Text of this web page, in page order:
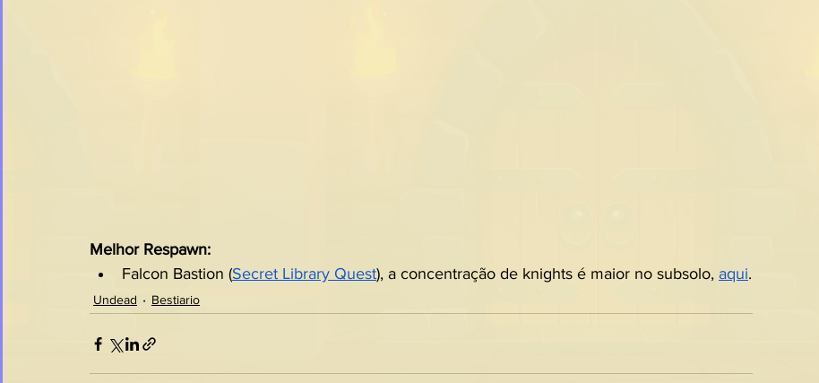
Melhor Respawn:
Falcon Bastion (Secret Library Quest), a concentração de knights é maior no subsolo, aqui.
Undead Bestiario